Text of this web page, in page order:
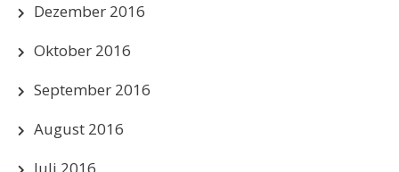
Dezember 2016
Oktober 2016
September 2016
August 2016